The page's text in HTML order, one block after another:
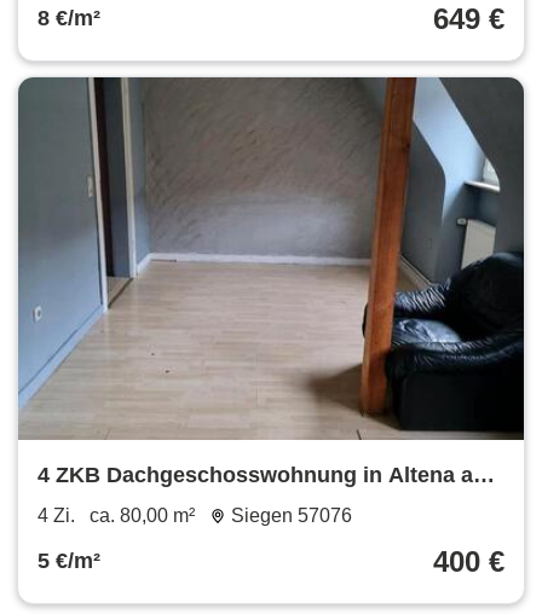
8 €/m² 649 €
4 ZKB Dachgeschosswohnung in Altena ab
sofort
4 Zi. ca. 80,00 m² Siegen 57076
5 €/m² 400 €